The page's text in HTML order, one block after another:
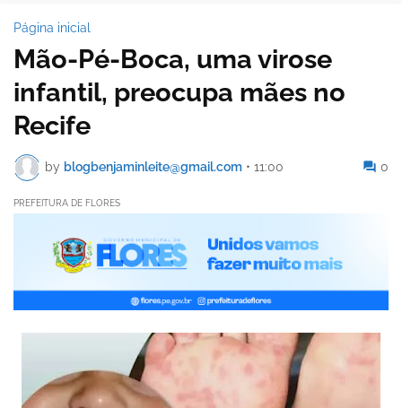
Página inicial
Mão-Pé-Boca, uma virose
infantil, preocupa mães no
Recife
by blogbenjaminleite@gmail.com • 11:00 0
PREFEITURA DE FLORES